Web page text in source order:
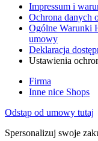
Impressum i
Ochrona danych
Ogólne Warunki
umowy
Deklaracja
Ustawienia
Firma
Inne nice Shops
Odstąp od umowy tutaj
Spersonalizuj swoje